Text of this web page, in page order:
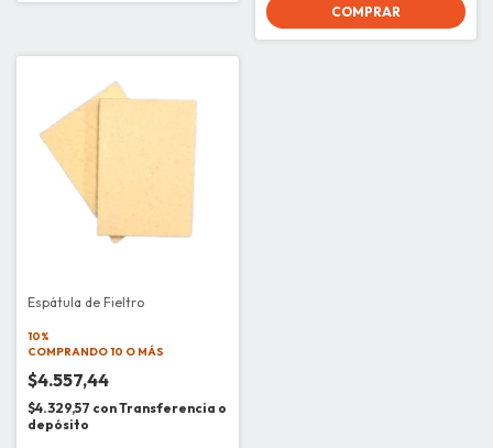
COMPRAR
Espátula de Fieltro
10%
COMPRANDO 10 O MÁS
$4.557,44
$4.329,57 conTransferencia o
depósito